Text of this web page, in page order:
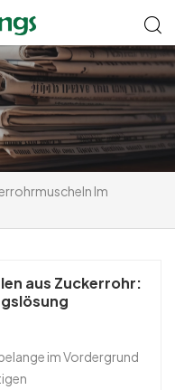
Im
aus Zuckerrohr:
im Vordergrund